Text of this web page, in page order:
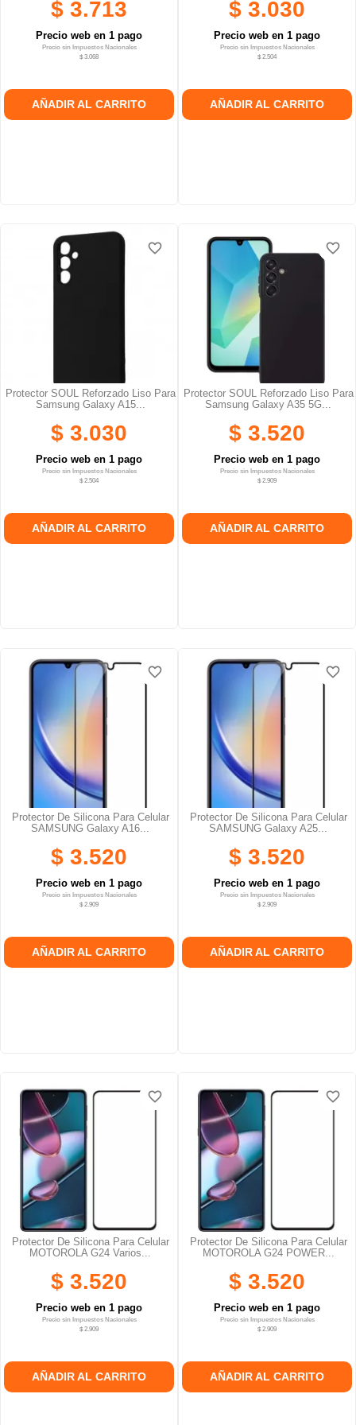
$ 3.713
Precio web en 1 pago
Precio sin Impuestos Nacionales
$ 3.068
AÑADIR AL CARRITO
$ 3.030
Precio web en 1 pago
Precio sin Impuestos Nacionales
$ 2.504
AÑADIR AL CARRITO
Protector SOUL Reforzado Liso Para
Samsung Galaxy A15...
$ 3.030
Precio web en 1 pago
Precio sin Impuestos Nacionales
$ 2.504
AÑADIR AL CARRITO
favorite_border
favorite_border
favorite_border
Protector SOUL Reforzado Liso Para
Samsung Galaxy A35 5G...
$ 3.520
Precio web en 1 pago
Precio sin Impuestos Nacionales
$ 2.909
AÑADIR AL CARRITO
favorite_border
favorite_border
favorite_border
Protector De Silicona Para Celular
SAMSUNG Galaxy A16...
$ 3.520
Precio web en 1 pago
Precio sin Impuestos Nacionales
$ 2.909
AÑADIR AL CARRITO
favorite_border
favorite_border
favorite_border
Protector De Silicona Para Celular
SAMSUNG Galaxy A25...
$ 3.520
Precio web en 1 pago
Precio sin Impuestos Nacionales
$ 2.909
AÑADIR AL CARRITO
favorite_border
favorite_border
favorite_border
Protector De Silicona Para Celular
MOTOROLA G24 Varios...
$ 3.520
Precio web en 1 pago
Precio sin Impuestos Nacionales
$ 2.909
AÑADIR AL CARRITO
favorite_border
favorite_border
favorite_border
Protector De Silicona Para Celular
MOTOROLA G24 POWER...
$ 3.520
Precio web en 1 pago
Precio sin Impuestos Nacionales
$ 2.909
AÑADIR AL CARRITO
favorite_border
favorite_border
favorite_border